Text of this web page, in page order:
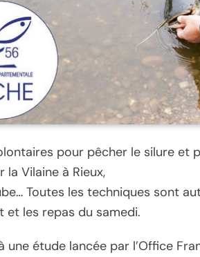
pour pêcher le silure et
Vilaine à Rieux,
Toutes les techniques sont
et les repas du samedi.
étude lancée par l’Office